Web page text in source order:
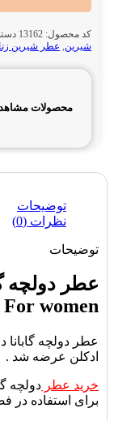
کد محصول: 13162
شیرین, عطر شیرین
محصولات
توضیحات
نظرات (0)
توضیحات
women
ادکلن عرضه شد .
خرید عطر دولچه
برای استفاده